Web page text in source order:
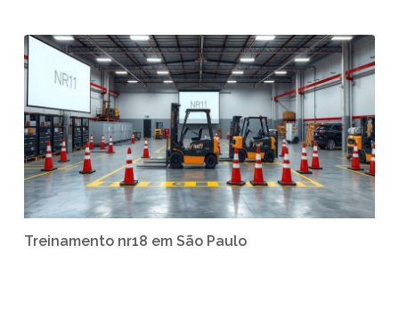
Treinamento nr18 em São Paulo